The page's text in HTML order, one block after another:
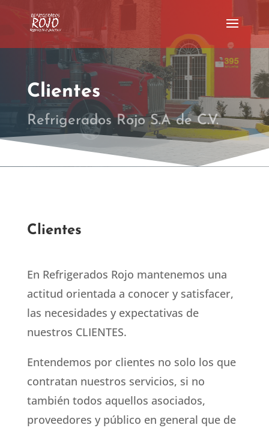
Clientes
Refrigerados Rojo S.A de C.V.
Clientes
En Refrigerados Rojo mantenemos una
actitud orientada a conocer y satisfacer,
las necesidades y expectativas de
nuestros CLIENTES.
Entendemos por clientes no solo los que
contratan nuestros servicios, si no
también todos aquellos asociados,
proveedores y público en general que de